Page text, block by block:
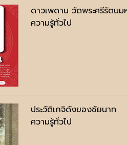
ดาวเพดาน วัดพระศรีรัตนม
ความรู้ทั่วไป
ประวัติเกจิดังของชัยนาท
ความรู้ทั่วไป